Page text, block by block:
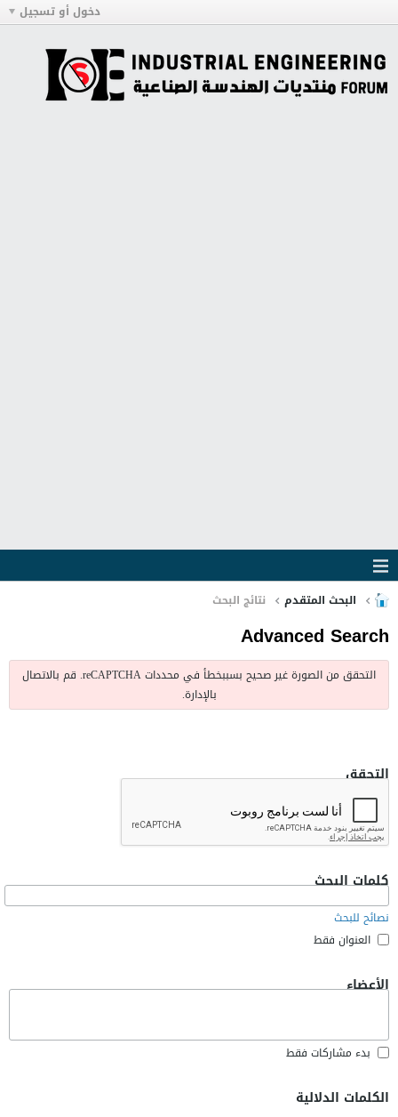
دخول أو تسجيل
البحث المتقدم نتائج البحث
Advanced Search
التحقق من الصورة غير صحيح بسببخطأ في محددات reCAPTCHA. قم بالاتصال
بالإدارة.
التحقق
كلمات البحث
نصائح للبحث
العنوان فقط
الأعضاء
بدء مشاركات فقط
الكلمات الدلالية